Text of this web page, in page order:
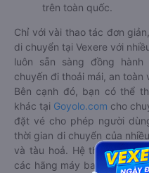
trên toàn quốc.
Chỉ với vài thao tác đơn
di chuyển tại Vexere với
luôn sẵn sàng đồng
chuyến đi thoải mái, an toàn
Bên cạnh đó, bạn có thể
khác tại Goyolo.com cho
đặt vé cho phép người
thời gian di chuyển của
và tàu hoả. Hệ thống của
các hãng máy bay, xe